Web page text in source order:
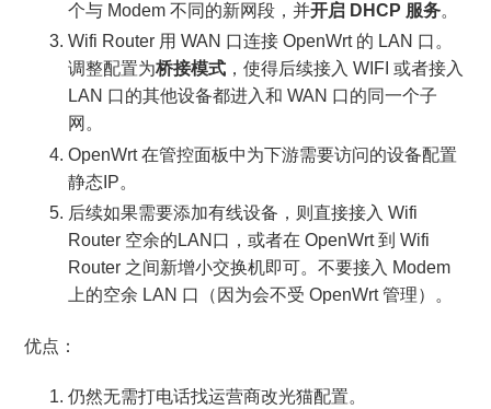
个与 Modem 不同的新网段，并开启 DHCP 服务。
Wifi Router 用 WAN 口连接 OpenWrt 的 LAN 口。
调整配置为桥接模式 ，使得后续接入 WIFI 或者接入
LAN 口的其他设备都进入和 WAN 口的同一个子
网。
OpenWrt 在管控面板中为下游需要访问的设备配置
静态IP。
后续如果需要添加有线设备，则直接接入 Wifi
Router 空余的LAN口，或者在 OpenWrt 到 Wifi
Router 之间新增小交换机即可。不要接入 Modem
上的空余 LAN 口（因为会不受 OpenWrt 管理）。
优点：
仍然无需打电话找运营商改光猫配置。